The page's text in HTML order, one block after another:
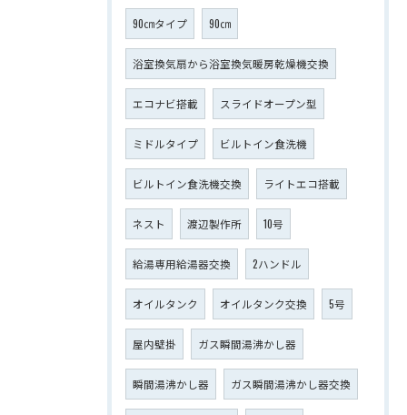
90㎝タイプ 90㎝
浴室換気扇から浴室換気暖房乾燥機交換
エコナビ搭載 スライドオープン型
ミドルタイプ ビルトイン食洗機
ビルトイン食洗機交換 ライトエコ搭載
ネスト 渡辺製作所 10号
給湯専用給湯器交換 2ハンドル
オイルタンク オイルタンク交換 5号
屋内壁掛 ガス瞬間湯沸かし器
瞬間湯沸かし器 ガス瞬間湯沸かし器交換